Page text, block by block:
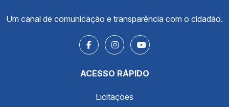
Um canal de comunicação e transparência com o cidadão.
ACESSO RÁPIDO
Licitações